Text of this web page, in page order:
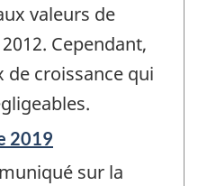
valeurs de
Cependant,
de croissance qui
2019
sur la